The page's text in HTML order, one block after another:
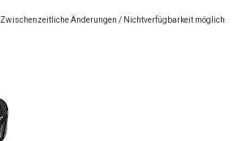
Zwischenzeitliche Änderungen / Nichtverfügbarkeit möglich